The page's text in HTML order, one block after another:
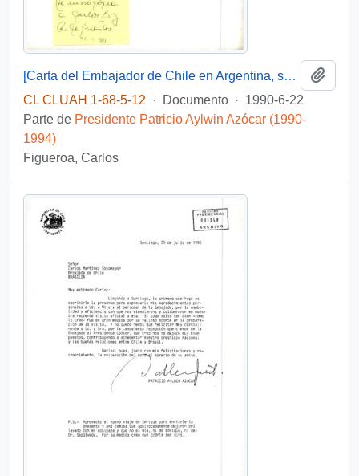
[Carta del Embajador de Chile en Argentina, sobre proceso de integración económica y la integración argentino-brasileña].
CL CLUAH 1-68-5-12
· Documento · 1990-6-22
Parte de Presidente Patricio Aylwin Azócar (1990-
1994)
Figueroa, Carlos